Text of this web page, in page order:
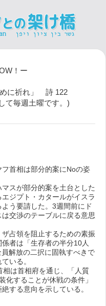
！ー
めに祈れ」 詩 122
て毎週土曜です。)
フ首相は部分的案にNoの姿
スが部分的案を土台とした
ジプト・カタールがイスラ
う要請した。3週間前にド
交渉のテーブルに戻る意思
占領を阻止するための素振
者は「生存者の半分10人
解放の二択に固執すべきで
いる。
相は首相府を通じ、「人質
化することが休戦の条件」
する意向を示している。